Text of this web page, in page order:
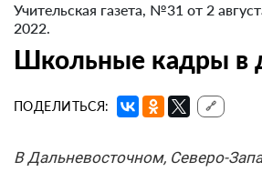
Учительская газета, №31 от 2
2022.
Школьные кадры в
ПОДЕЛИТЬСЯ: 🔗
В Дальневосточном, Северо-